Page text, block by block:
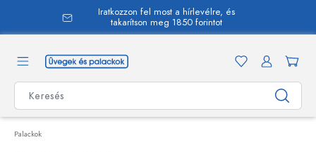
Iratkozzon fel most a hírlevélre, és
takarítson meg 1850 forintot
Palackok